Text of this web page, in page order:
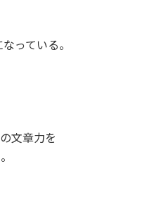
っている。
文章力を